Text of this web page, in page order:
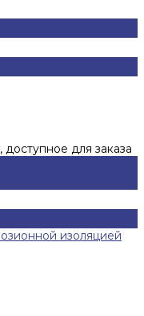
для заказа
изоляцией